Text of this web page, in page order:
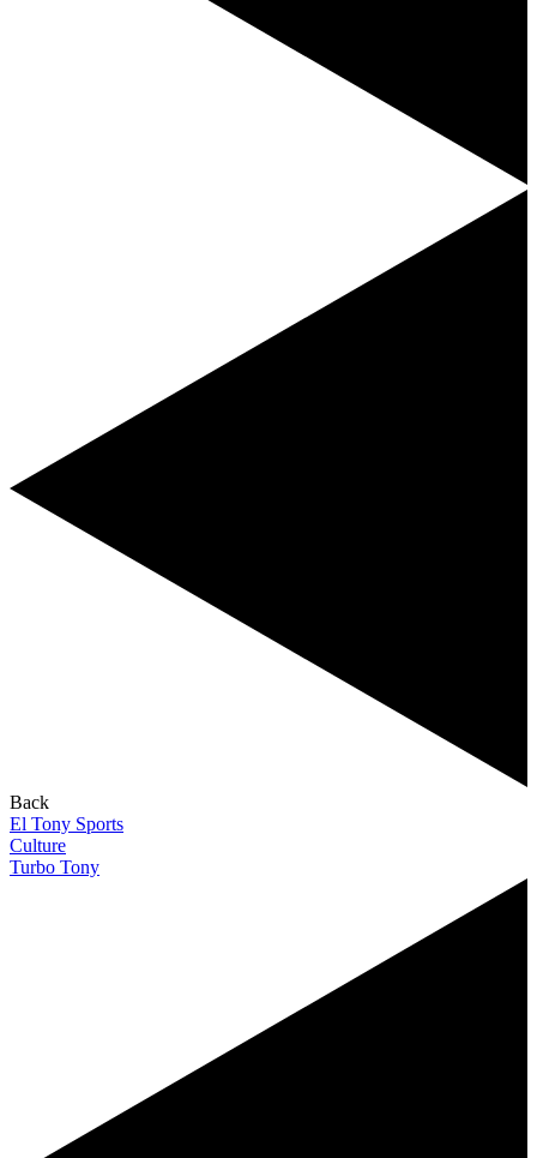
Back
El Tony Sports
Culture
Turbo Tony